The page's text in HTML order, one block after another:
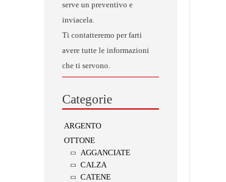
serve un preventivo e
inviacela.
Ti contatteremo per farti
avere tutte le informazioni
che ti servono.
Categorie
ARGENTO
OTTONE
AGGANCIATE
CALZA
CATENE